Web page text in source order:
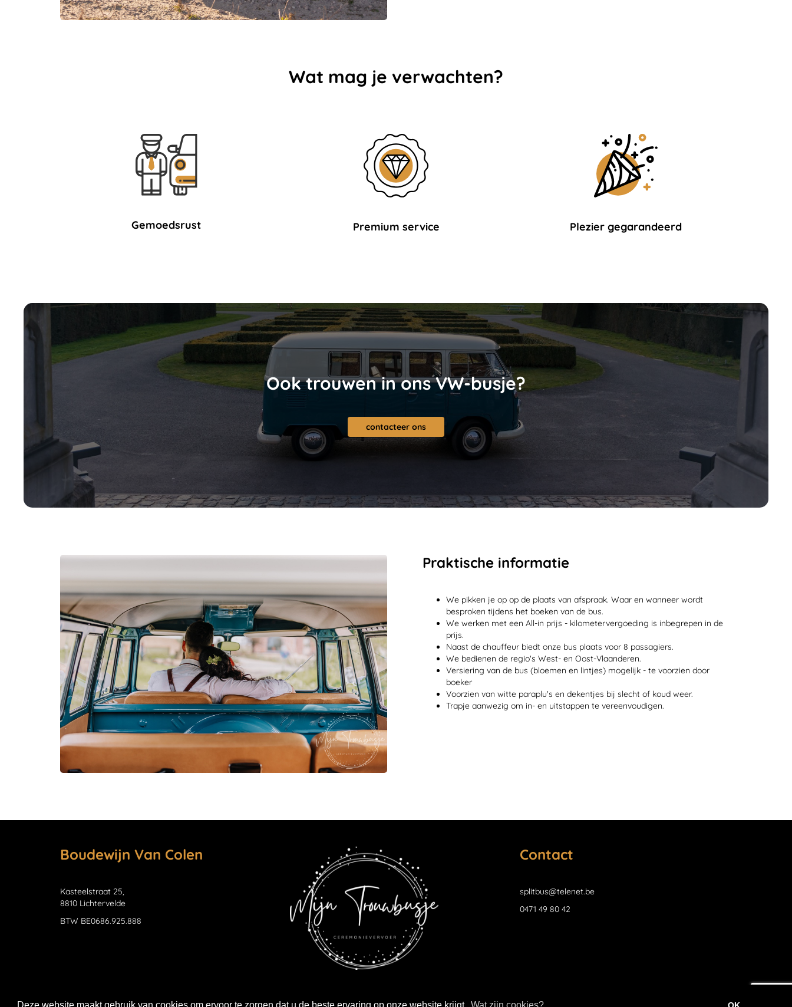
Wat mag je verwachten?
Gemoedsrust Premium service Plezier gegarandeerd
Ook trouwen in ons VW-busje?
contacteer ons
Praktische informatie
We pikken je op op de plaats van afspraak. Waar en wanneer wordt
besproken tijdens het boeken van de bus.
We werken met een All-in prijs - kilometervergoeding is inbegrepen in de
prijs.
Naast de chauffeur biedt onze bus plaats voor 8 passagiers.
We bedienen de regio's West- en Oost-Vlaanderen.
Versiering van de bus (bloemen en lintjes) mogelijk - te voorzien door
boeker
Voorzien van witte paraplu's en dekentjes bij slecht of koud weer.
Trapje aanwezig om in- en uitstappen te vereenvoudigen.
Boudewijn Van Colen
Kasteelstraat 25,
8810 Lichtervelde
BTW BE0686.925.888
Contact
splitbus@telenet.be
0471 49 80 42